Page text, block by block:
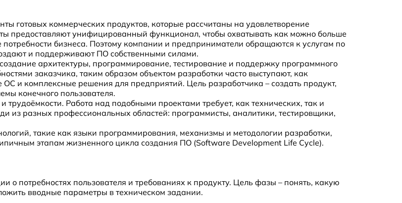
готовых коммерческих продуктов, которые рассчитаны на удовлетворение
предоставляют унифицированный функционал, чтобы охватывать как можно больше
бизнеса. Поэтому компании и предприниматели обращаются к услугам по
и поддерживают ПО собственными силами.
архитектуры, программирование, тестирование и поддержку программного
заказчика, таким образом объектом разработки часто выступают, как
и комплексные решения для предприятий. Цель разработчика – создать продукт,
конечного пользователя.
трудоёмкости. Работа над подобными проектами требует, как технических, так и
из разных профессиональных областей: программисты, аналитики, тестировщики,
такие как языки программирования, механизмы и методологии разработки,
этапам жизненного цикла создания ПО (Software Development Life Cycle).
о потребностях пользователя и требованиях к продукту. Цель фазы – понять, какую
вводные параметры в техническом задании.